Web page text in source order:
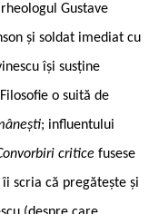
Gustave
și soldat imediat cu
își susține
o suită de
; influentului
critice fusese
scria că pregătește și